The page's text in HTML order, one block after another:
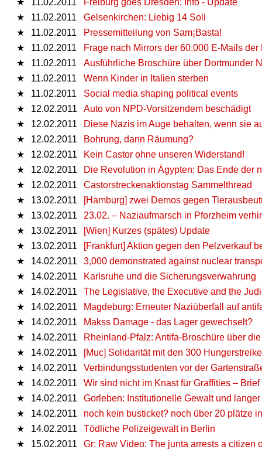
★
11.02.2011
Gelsenkirchen: Liebig 14 Soli
★
11.02.2011
Pressemitteilung von Sam¡Basta!
★
11.02.2011
Frage nach Mirrors der 60.000 E-Mails der
★
11.02.2011
Ausführliche Broschüre über Dortmunder
★
11.02.2011
Wenn Kinder in Italien sterben
★
11.02.2011
Social media shaping political events
★
12.02.2011
Auto von NPD-Vorsitzendem beschädigt
★
12.02.2011
Diese Nazis im Auge behalten, wenn sie
★
12.02.2011
Bohrung, dann Räumung?
★
12.02.2011
Kein Castor ohne unseren Widerstand!
★
12.02.2011
Die Revolution in Ägypten: Das Ende der
★
12.02.2011
Castorstreckenaktionstag Sammelthread
★
13.02.2011
[Hamburg] zwei Demos gegen
★
13.02.2011
23.02. – Naziaufmarsch in Pforzheim
★
13.02.2011
[Wien] Kurzes (spätes) Update
★
13.02.2011
[Frankfurt] Aktion gegen den Pelzverkauf
★
14.02.2011
3,000 demonstrated against nuclear
★
14.02.2011
Karlsruhe und die Sicherungsverwahrung
★
14.02.2011
The Legislative, the Executive and the
★
14.02.2011
Magdeburg: Erneuter Naziüberfall auf
★
14.02.2011
Makss Damage - das Lager gewechselt?
★
14.02.2011
Rheinland-Pfalz: Antifa-Broschüre über
★
14.02.2011
[Muc] Solidarität mit den 300
★
14.02.2011
Verbindungsstudenten vor der
★
14.02.2011
Wir sind nicht im Knast für Graffities –
★
14.02.2011
Gorleben: Institutionelle Gewalt und langer
★
14.02.2011
noch kein busticket? noch über 20 plätze
★
14.02.2011
Tödliche Polizeigewalt in Berlin
★
15.02.2011
Gr: Raw Video: The junta arrests a citizen